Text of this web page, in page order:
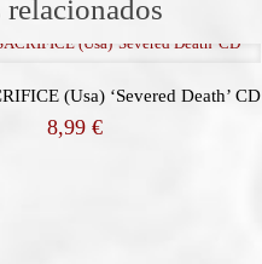
(Usa) ‘Severed Death’ CD
8,99€